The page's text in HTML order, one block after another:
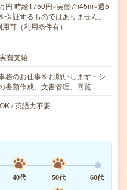
時給1750円×実働7h45m×週5
証するものではありません。
可（利用条件有）
費支給
務のお仕事をお願いします・シ
書類作成、文書管理、回覧…
/ 英語力不要
40代 50代
60代